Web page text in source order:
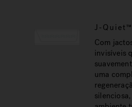
J-Quiet™
Com
invisíveis
uma